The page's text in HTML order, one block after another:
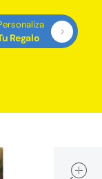
Regalo